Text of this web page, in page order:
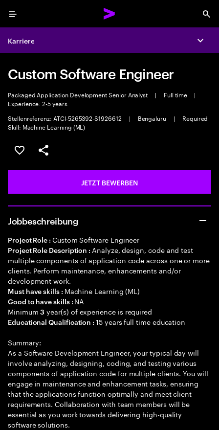
Menu
Karriere
Custom Software Engineer
Packaged Application Development Senior Analyst | Full time
|
Experience: 2-5 years
Stellenreferenz: ATCI-5265392-S1926612
| Bengaluru |
Required
Skill: Machine Learning (ML)
JOB SPEICHERN
Teilen
JETZT BEWERBEN
Jobbeschreibung
Project Role : Custom Software Engineer
Project Role Description : Analyze, design, code and test
multiple components of application code across one or more
clients. Perform maintenance, enhancements and/or
development work.
Must have skills : Machine Learning (ML)
Good to have skills : NA
Minimum3 year(s) of experience is required
Educational Qualification :15 years full time education
Summary:
As a Software Development Engineer, your typical day will
involve analyzing, designing, coding, and testing various
components of application code for multiple clients. You will
engage in maintenance and enhancement tasks, ensuring
that the applications function optimally and meet client
requirements. Collaboration with team members will be
essential as you work towards delivering high-quality
software solutions.